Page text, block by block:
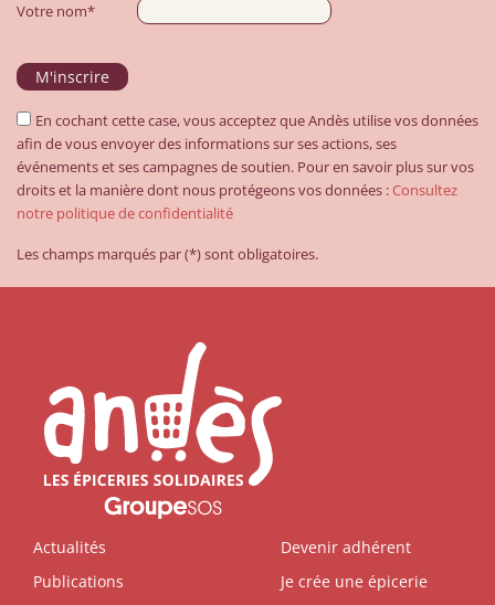
Votre nom*
En cochant cette case, vous acceptez que Andès utilise vos données
afin de vous envoyer des informations sur ses actions, ses
événements et ses campagnes de soutien. Pour en savoir plus sur vos
droits et la manière dont nous protégeons vos données :Consultez
notre politique de confidentialité
Les champs marqués par (*) sont obligatoires.
Actualités
Publications
Devenir adhérent
Je crée une épicerie